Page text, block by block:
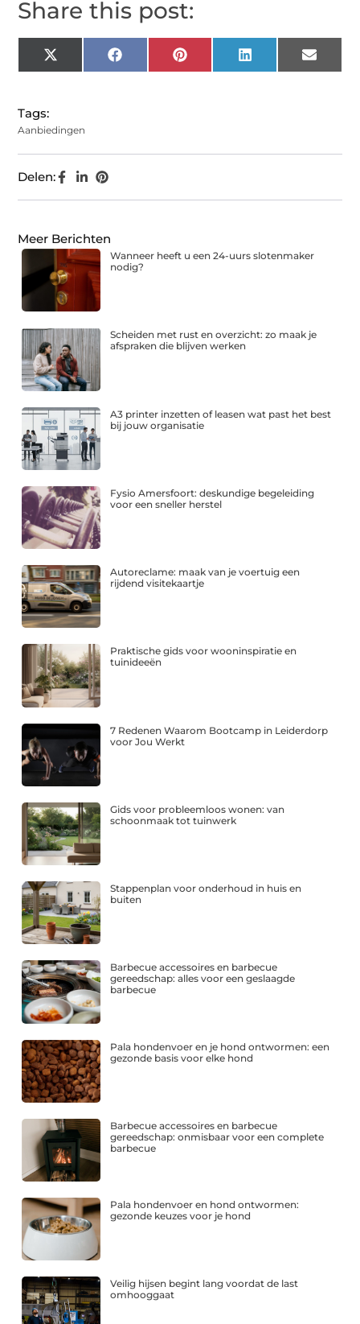
Share this post:
X
(Twitter)
Facebook Pinterest LinkedIn Email
Tags:
Aanbiedingen
Delen:
Meer Berichten
Wanneer heeft u een 24-uurs slotenmaker
nodig?
Scheiden met rust en overzicht: zo maak je
afspraken die blijven werken
A3 printer inzetten of leasen wat past het best
bij jouw organisatie
Fysio Amersfoort: deskundige begeleiding
voor een sneller herstel
Autoreclame: maak van je voertuig een
rijdend visitekaartje
Praktische gids voor wooninspiratie en
tuinideeën
7 Redenen Waarom Bootcamp in Leiderdorp
voor Jou Werkt
Gids voor probleemloos wonen: van
schoonmaak tot tuinwerk
Stappenplan voor onderhoud in huis en
buiten
Barbecue accessoires en barbecue
gereedschap: alles voor een geslaagde
barbecue
Pala hondenvoer en je hond ontwormen: een
gezonde basis voor elke hond
Barbecue accessoires en barbecue
gereedschap: onmisbaar voor een complete
barbecue
Pala hondenvoer en hond ontwormen:
gezonde keuzes voor je hond
Veilig hijsen begint lang voordat de last
omhooggaat